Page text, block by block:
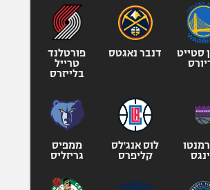
סטייט
דנבר נאגטס
פורטלנד
טרייל
בלייזרס
לוס אנג'לס
קליפרס
ממפיס
גריזליס